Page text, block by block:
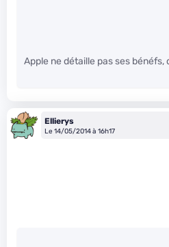
Apple ne détaille pas ses
Ellierys
Le 14/05/2014 à 16h17